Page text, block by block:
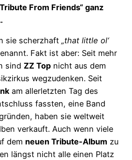
From Friends“ ganz
sie scherzhaft „that little ol‘
Fakt ist aber: Seit mehr
sind ZZ Top nicht aus dem
wegzudenken. Seit
am allerletzten Tag des
fassten, eine Band
haben sie weltweit
verkauft. Auch wenn viele
dem neuen Tribute-Album zu
längst nicht alle einen Platz